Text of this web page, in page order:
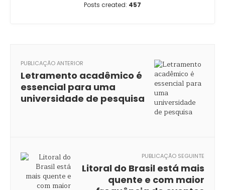
Posts created: 457
PUBLICAÇÃO ANTERIOR
Letramento acadêmico é
essencial para uma
universidade de pesquisa
PUBLICAÇÃO SEGUINTE
Litoral do Brasil está mais
quente e com maior